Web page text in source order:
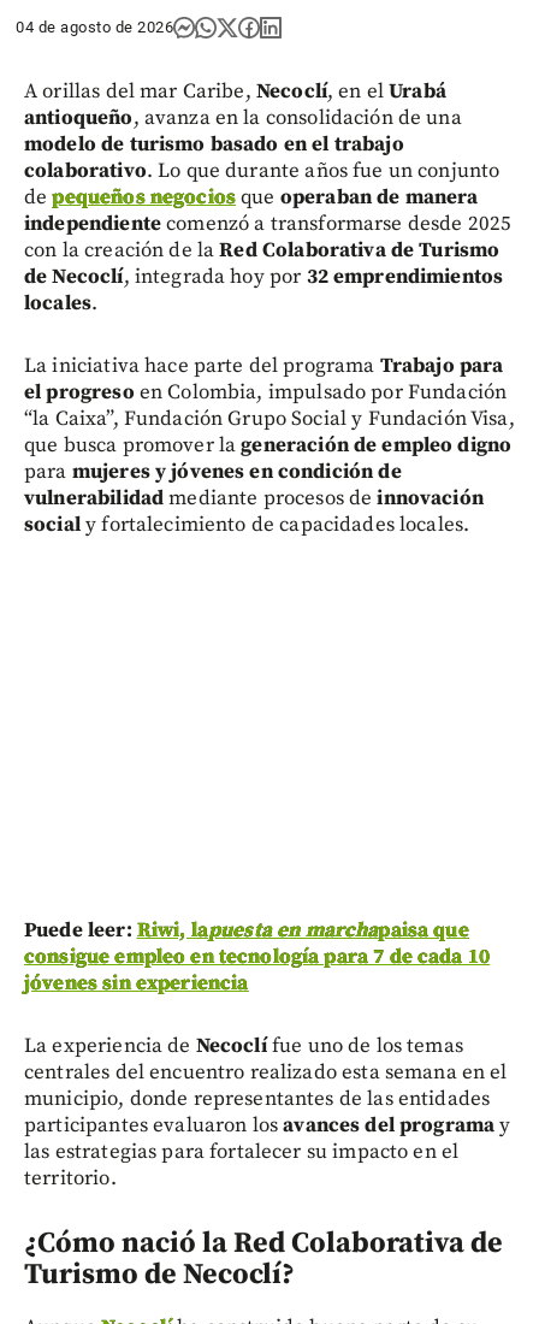
04 de agosto de 2026
A orillas del mar Caribe, Necoclí, en elUrabá
antioqueño, avanza en la consolidación de una
modelo de turismo basado en el trabajo
colaborativo. Lo que durante años fue un conjunto
depequeños negociosque operaban de manera
independientecomenzó a transformarse desde 2025
con la creación de laRed Colaborativa de Turismo
de Necoclí, integrada hoy por 32 emprendimientos
locales.
La iniciativa hace parte del programa Trabajo para
el progreso en Colombia, impulsado por Fundación
“la Caixa”, Fundación Grupo Social y Fundación Visa,
que busca promover lageneración de empleo digno
para mujeres y jóvenes en condición de
vulnerabilidadmediante procesos deinnovación
socialy fortalecimiento de capacidades locales.
Puede leer: Riwi, lapuesta en marchapaisa que
consigue empleo en tecnología para 7 de cada 10
jóvenes sin experiencia
La experiencia de Necoclífue uno de los temas
centrales del encuentro realizado esta semana en el
municipio, donde representantes de las entidades
participantes evaluaron losavances del programay
las estrategias para fortalecer su impacto en el
territorio.
¿Cómo nació la Red Colaborativa de
Turismo de Necoclí?